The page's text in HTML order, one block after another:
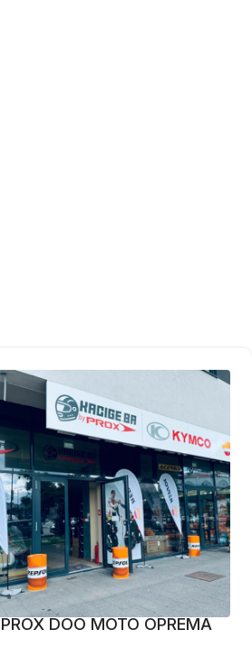
PROX DOO MOTO OPREMA